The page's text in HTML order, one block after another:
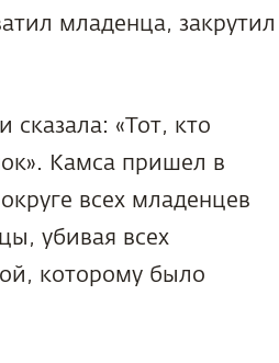
младенца, закрутил
«Тот, кто
Камса пришел в
всех младенцев
убивая всех
которому было